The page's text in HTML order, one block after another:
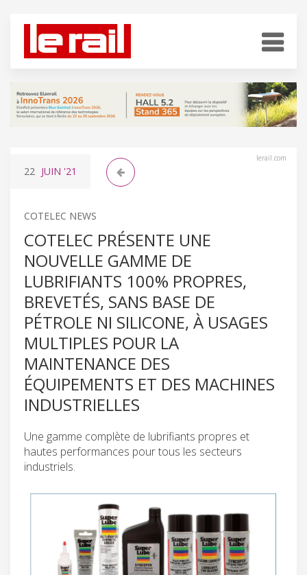
lerail.com
22 JUIN '21
COTELEC NEWS
COTELEC PRÉSENTE UNE
NOUVELLE GAMME DE
LUBRIFIANTS 100% PROPRES,
BREVETÉS, SANS BASE DE
PÉTROLE NI SILICONE, À USAGES
MULTIPLES POUR LA
MAINTENANCE DES
ÉQUIPEMENTS ET DES MACHINES
INDUSTRIELLES
Une gamme complète de lubrifiants propres et
hautes performances pour tous les secteurs
industriels.